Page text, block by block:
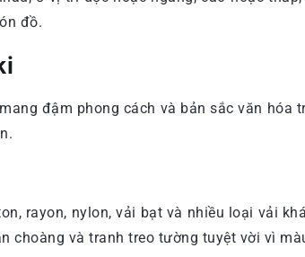
đồ.
đậm phong cách và bản sắc văn hóa
rayon, nylon, vải bạt và nhiều loại vải
choàng và tranh treo tường tuyệt vời vì